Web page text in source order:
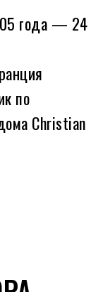
года — 24
по
Christian